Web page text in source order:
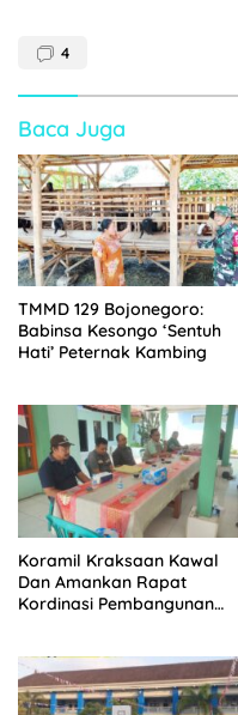
4
Baca Juga
TMMD 129 Bojonegoro:
Babinsa Kesongo ‘Sentuh
Hati’ Peternak Kambing
Koramil Kraksaan Kawal
Dan Amankan Rapat
Kordinasi Pembangunan